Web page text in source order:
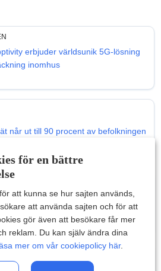
erbjuder världsunik 5G-lösning
inomhus
når ut till 90 procent av befolkningen
till Windows 11 inom kort
för en bättre
att kunna se hur sajten används,
att använda sajten och för att
gör även att besökare får mer
reklam. Du kan själv ändra dina
mer om vår cookiepolicy här.